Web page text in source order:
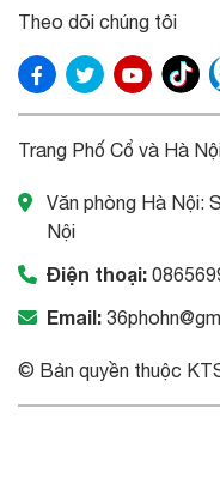
Theo dõi chúng tôi
Trang Phố Cổ và Hà
Văn phòng Hà Nội:
Nội
Điện thoại:
Email:
© Bản quyền thuộc